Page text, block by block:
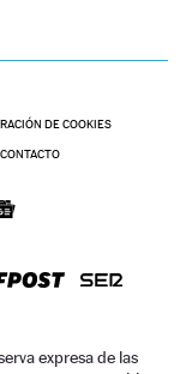
DE COOKIES
CONTACTO
expresa de las